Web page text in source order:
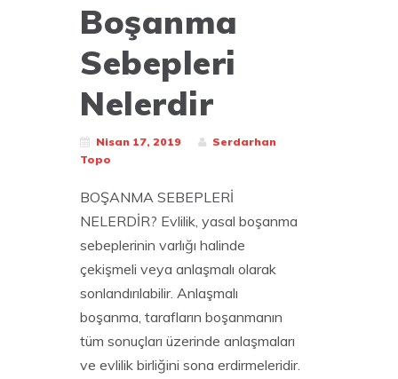
Boşanma
Sebepleri
Nelerdir
Nisan 17, 2019
Serdarhan
Topo
BOŞANMA SEBEPLERİ
NELERDİR? Evlilik, yasal boşanma
sebeplerinin varlığı halinde
çekişmeli veya anlaşmalı olarak
sonlandırılabilir. Anlaşmalı
boşanma, tarafların boşanmanın
tüm sonuçları üzerinde anlaşmaları
ve evlilik birliğini sona erdirmeleridir.